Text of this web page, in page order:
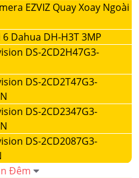
EZVIZ Quay Xoay Ngoài
6 Dahua DH-H3T 3MP
DS-2CD2H47G3-
DS-2CD2T47G3-
DS-2CD2347G3-
DS-2CD2087G3-
Đêm